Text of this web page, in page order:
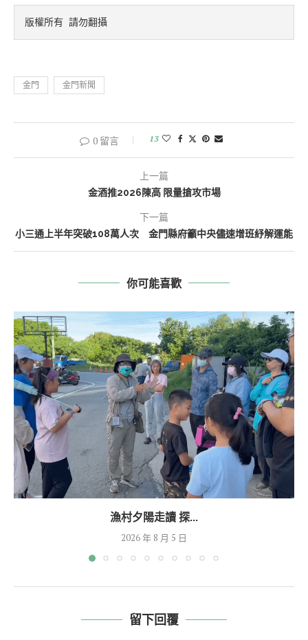
版權所有 請勿翻攝
金門 金門新聞
0 留言 13
上一篇
金酒推2026陳高 限量搶攻市場
下一篇
小三通上半年突破108萬人次 金門縣府籲中央儘速增班紓解運能
你可能喜歡
漁村夕陽走讀 探...
2026 年 8 月 5 日
留下回覆